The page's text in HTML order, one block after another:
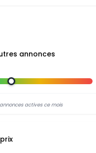
annonces
actives ce mois